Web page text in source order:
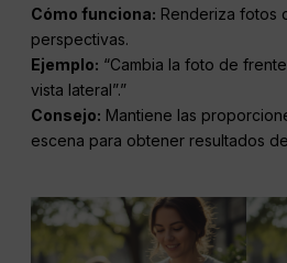
Cómo funciona: Renderiza fotos
perspectivas.
Ejemplo: “Cambia la foto de
vista lateral”.”
Consejo: Mantiene las
escena para obtener resultados